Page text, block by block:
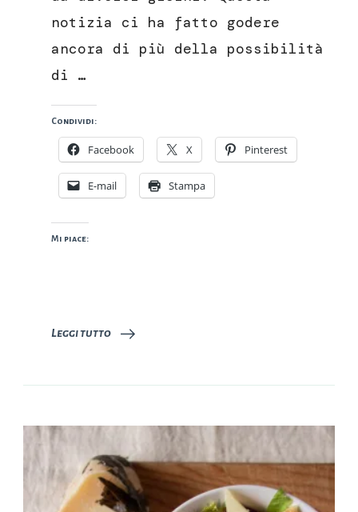
notizia ci ha fatto godere
ancora di più della possibilità
di …
Condividi:
Facebook X Pinterest
E-mail Stampa
Mi piace:
Leggi tutto